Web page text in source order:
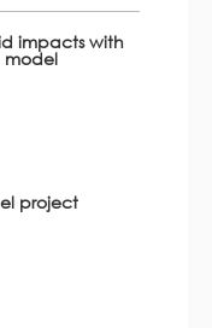
impacts with
model
project